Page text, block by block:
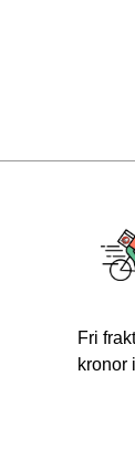
Fri
kronor